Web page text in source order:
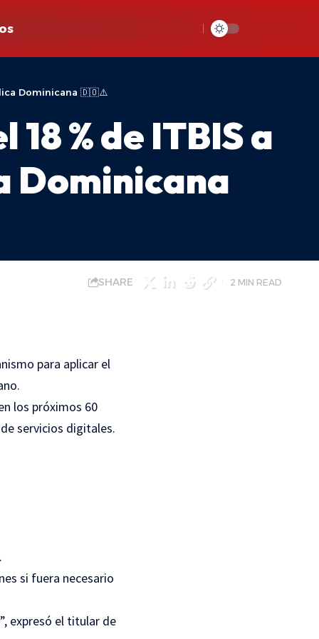
Dominicana 🇩🇴⚠️
% de ITBIS a
Dominicana
SHARE 2 MIN READ
para aplicar el
los próximos 60
servicios digitales.
si fuera necesario
expresó el titular de